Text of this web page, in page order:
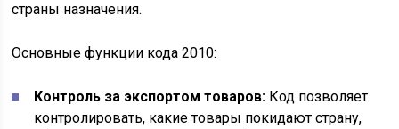
страны назначения.
Основные функции кода 2010:
Контроль за экспортом товаров: Код позволяет
контролировать, какие товары покидают страну,